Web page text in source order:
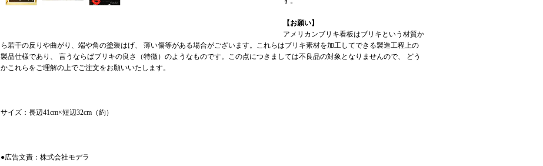
【お願い】
アメリカンブリキ看板はブリキという材質か
ら若干の反りや曲がり、端や角の塗装はげ、 薄い傷等がある場合がございます。これらはブリキ素材を加工してできる製造工程上の
製品仕様であり、 言うならばブリキの良さ（特徴）のようなものです。この点につきましては不良品の対象となりませんので、 どう
かこれらをご理解の上でご注文をお願いいたします。
サイズ：長辺41cm×短辺32cm（約）
●広告文責：株式会社モデラ